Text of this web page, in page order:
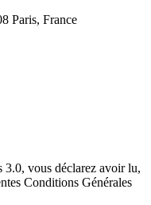
Paris, France
3.0, vous déclarez avoir lu,
Conditions Générales